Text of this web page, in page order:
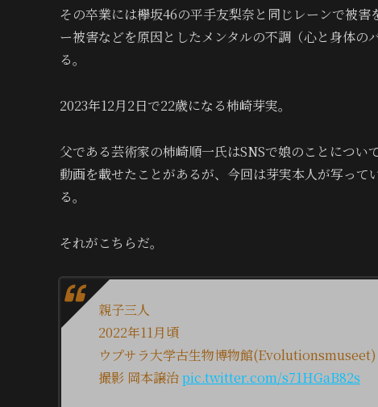
その卒業には欅坂46の平手友梨奈と同じレーンで被
ー被害などを原因としたメンタルの不調（心と身体
る。
2023年12月2日で22歳になる柿崎芽実。
父である芸術家の柿崎順一氏はSNSで娘のことにつ
動画を載せたことがあるが、今回は芽実本人が写っ
る。
それがこちらだ。
親子三人
2022年11月頃
ウプサラ大学古生物博物館(Evolutionsmuseet)
撮影 岡本譲治pic.twitter.com/s71HGaB82s